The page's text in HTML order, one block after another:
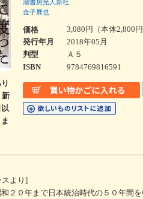
新
潮書房光人新社
金子展也
価格
3,080円（本体2,800円
発行年月
2018年05月
判型
Ａ５
ISBN
9784769816591
スより]
２０年まで日本統治時代の５０年間